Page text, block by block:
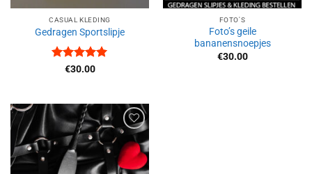
CASUAL KLEDING
Gedragen Sportslipje
Waardering
€30.00
FOTO'S
Foto’s geile
bananensnoepjes
€30.00
Aan
verlanglijst
toevoegen